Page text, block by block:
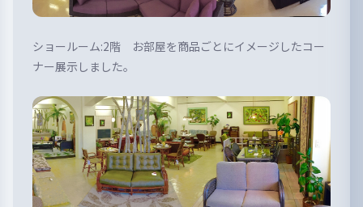
ショールーム:2階 お部屋を商品ごとにイメージしたコー
ナー展示しました。